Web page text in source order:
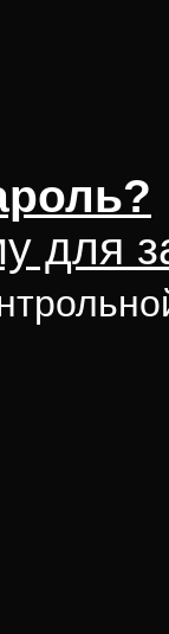
для